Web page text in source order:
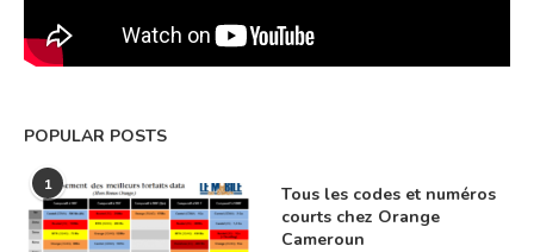
POPULAR POSTS
1
Tous les codes et numéros
courts chez Orange
Cameroun